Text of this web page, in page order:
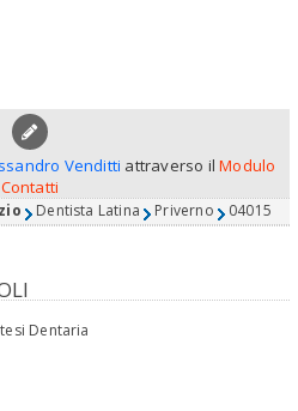
Venditti attraverso ilModulo
Contatti
Dentista Latina Priverno 04015
Dentaria